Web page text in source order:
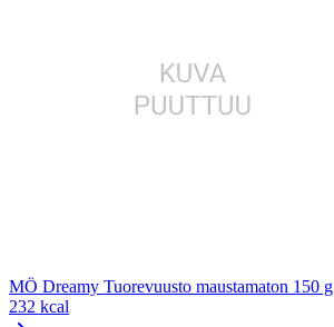
MÖ Dreamy Tuorevuusto maustamaton 150 g
232 kcal